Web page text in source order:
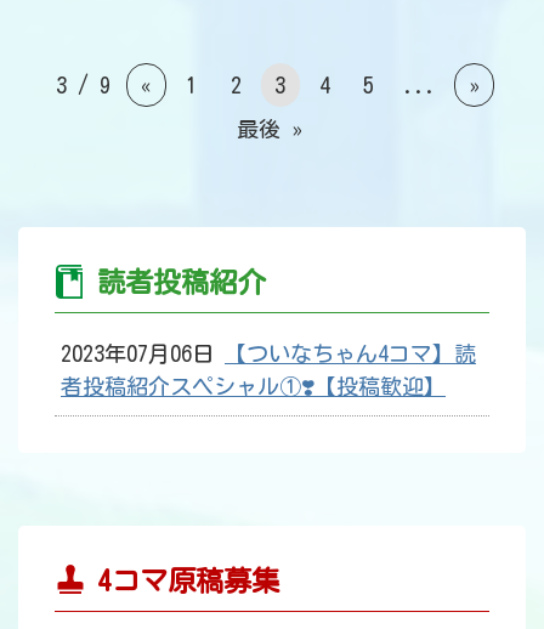
3 / 9 « 1 2 3 4 5 ...
»
最後 »
読者投稿紹介
2023年07月06日
【ついなちゃん4コマ】読
者投稿紹介スペシャル①❣️【投稿歓迎】
4コマ原稿募集